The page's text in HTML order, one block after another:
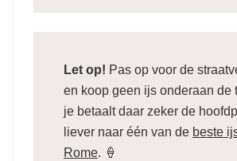
Let op! Pas op voor de
en koop geen ijs onderaan de
je betaalt daar zeker de
liever naar één van de beste
Rome. 🍦